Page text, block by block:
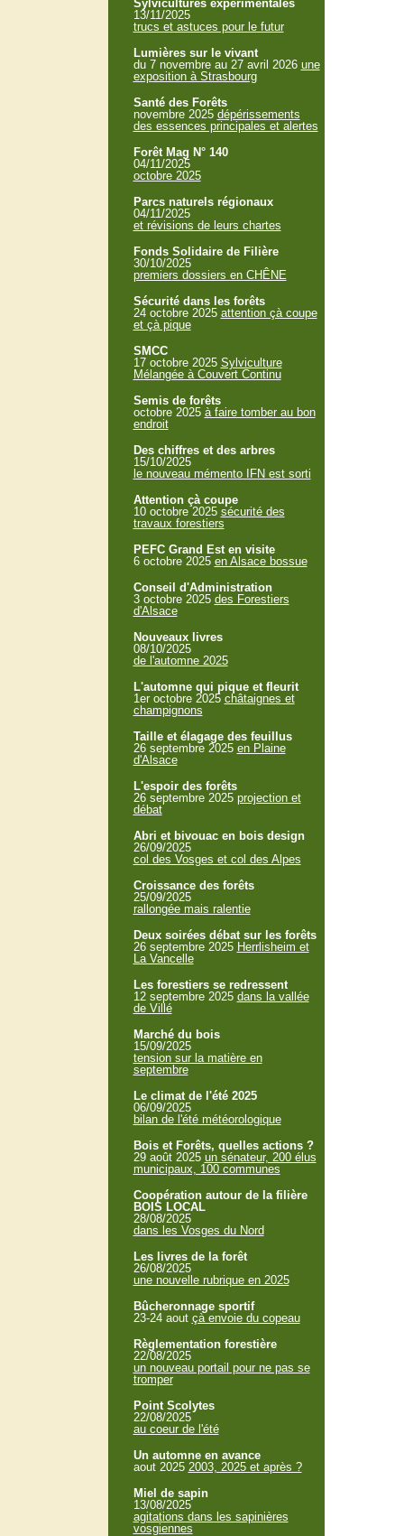
Sylvicultures expérimentales
13/11/2025
trucs et astuces pour le futur
Lumières sur le vivant
du 7 novembre au 27 avril 2026 une
exposition à Strasbourg
Santé des Forêts
novembre 2025 dépérissements
des essences principales et alertes
Forêt Mag N° 140
04/11/2025
octobre 2025
Parcs naturels régionaux
04/11/2025
et révisions de leurs chartes
Fonds Solidaire de Filière
30/10/2025
premiers dossiers en CHÊNE
Sécurité dans les forêts
24 octobre 2025 attention çà coupe
et çà pique
SMCC
17 octobre 2025 Sylviculture
Mélangée à Couvert Continu
Semis de forêts
octobre 2025 à faire tomber au bon
endroit
Des chiffres et des arbres
15/10/2025
le nouveau mémento IFN est sorti
Attention çà coupe
10 octobre 2025 sécurité des
travaux forestiers
PEFC Grand Est en visite
6 octobre 2025 en Alsace bossue
Conseil d'Administration
3 octobre 2025 des Forestiers
d'Alsace
Nouveaux livres
08/10/2025
de l'automne 2025
L'automne qui pique et fleurit
1er octobre 2025 châtaignes et
champignons
Taille et élagage des feuillus
26 septembre 2025 en Plaine
d'Alsace
L'espoir des forêts
26 septembre 2025 projection et
débat
Abri et bivouac en bois design
26/09/2025
col des Vosges et col des Alpes
Croissance des forêts
25/09/2025
rallongée mais ralentie
Deux soirées débat sur les forêts
26 septembre 2025 Herrlisheim et
La Vancelle
Les forestiers se redressent
12 septembre 2025 dans la vallée
de Villé
Marché du bois
15/09/2025
tension sur la matière en
septembre
Le climat de l'été 2025
06/09/2025
bilan de l'été météorologique
Bois et Forêts, quelles actions ?
29 août 2025 un sénateur, 200 élus
municipaux, 100 communes
Coopération autour de la filière
BOIS LOCAL
28/08/2025
dans les Vosges du Nord
Les livres de la forêt
26/08/2025
une nouvelle rubrique en 2025
Bûcheronnage sportif
23-24 aout çà envoie du copeau
Règlementation forestière
22/08/2025
un nouveau portail pour ne pas se
tromper
Point Scolytes
22/08/2025
au coeur de l'été
Un automne en avance
aout 2025 2003, 2025 et après ?
Miel de sapin
13/08/2025
agitations dans les sapinières
vosgiennes